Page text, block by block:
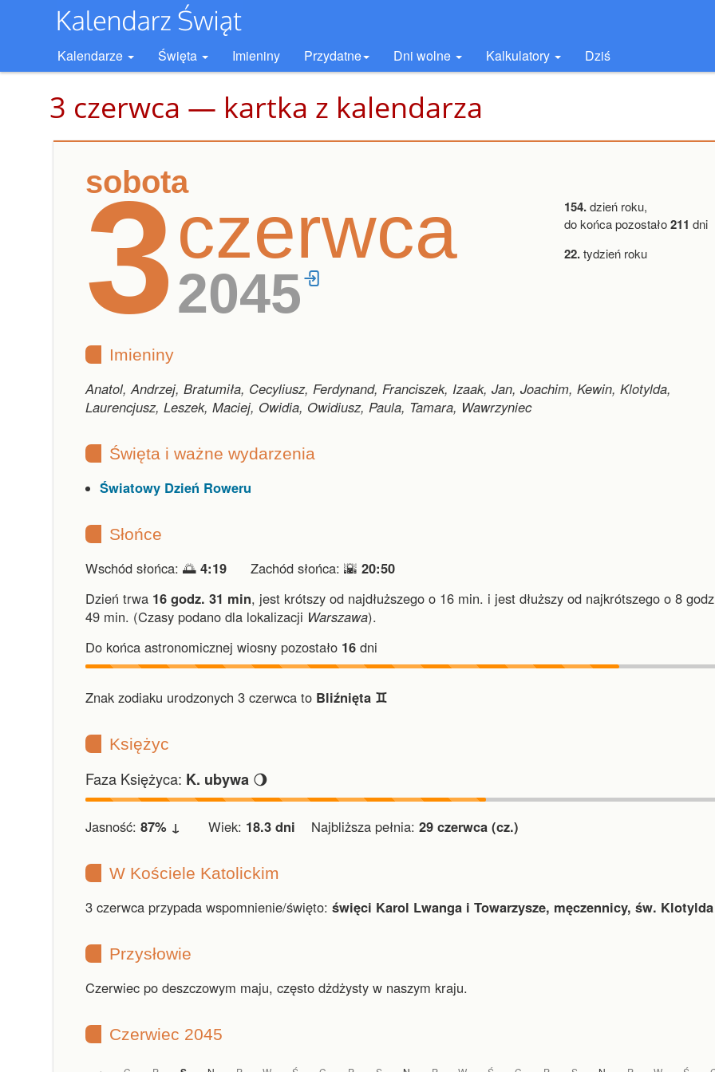
Kalendarze Święta Imieniny Przydatne Dni wolne Kalkulatory Dziś
3 czerwca — kartka z kalendarza
sobota
3czerwca
2045
154.dzień roku,
do końca pozostało211 dni
22.tydzień roku
Imieniny
Anatol, Andrzej, Bratumiła, Cecyliusz, Ferdynand, Franciszek, Izaak, Jan, Joachim, Kewin, Klotylda,
Laurencjusz, Leszek, Maciej, Owidia, Owidiusz, Paula, Tamara, Wawrzyniec
Święta i ważne wydarzenia
Światowy Dzień Roweru
Słońce
Wschód słońca: 🌅 4:19 Zachód słońca: 🌇 20:50
Dzień trwa 16 godz. 31 min, jest krótszy od najdłuższego o 16 min. i jest dłuższy od najkrótszego o 8
49 min. (Czasy podano dla lokalizacji Warszawa).
Do końca astronomicznej wiosny pozostało 16 dni
Znak zodiaku urodzonych 3 czerwca to Bliźnięta ♊︎
Księżyc
Faza Księżyca: K. ubywa 🌖
Jasność: 87% ↓ Wiek: 18.3 dni Najbliższa pełnia: 29 czerwca (cz.)
W Kościele Katolickim
3 czerwca przypada wspomnienie/święto: święci Karol Lwanga i Towarzysze, męczennicy, św. Klotylda
Przysłowie
Czerwiec po deszczowym maju, często dżdżysty w naszym kraju.
Czerwiec 2045